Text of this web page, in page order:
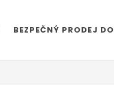
BEZPEČNÝ PRODEJ